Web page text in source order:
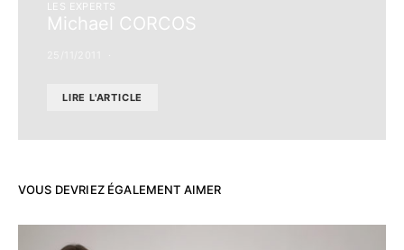
LES EXPERTS
Michael CORCOS
LIRE L'ARTICLE
VOUS DEVRIEZ ÉGALEMENT AIMER